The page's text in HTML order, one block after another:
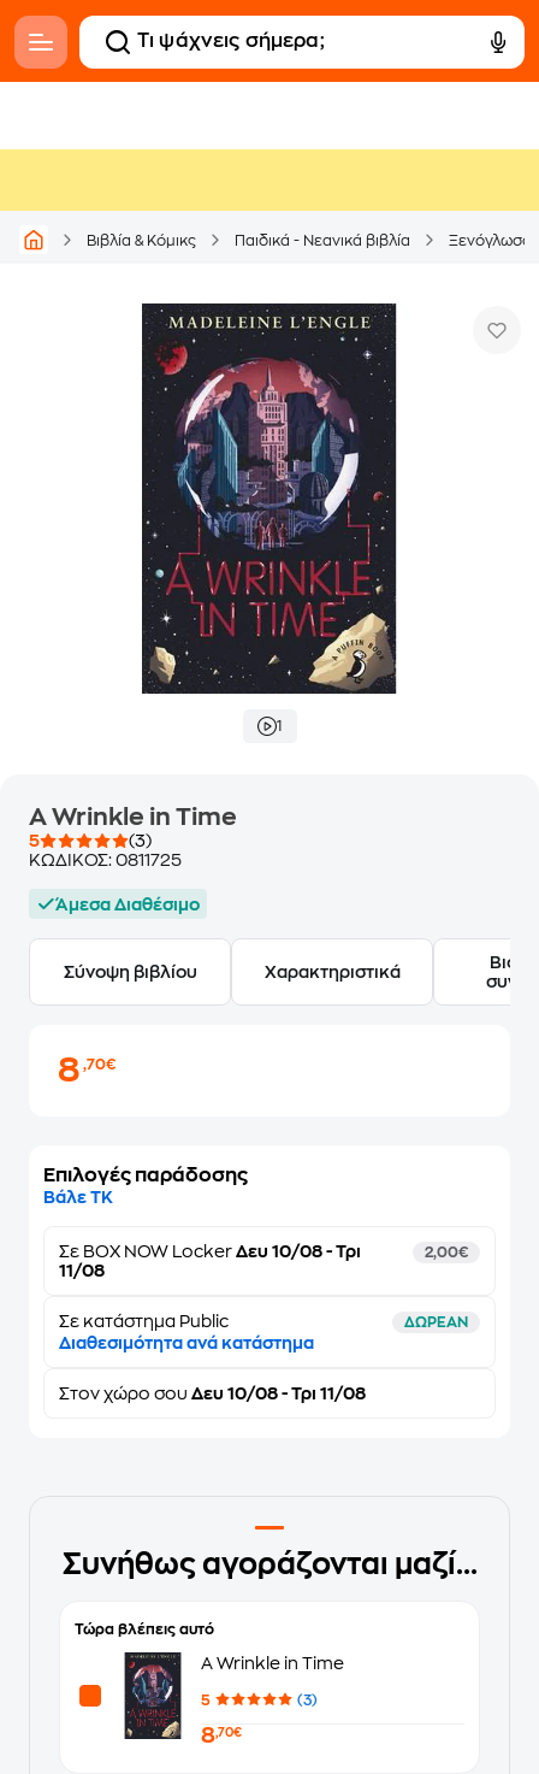
Βιβλία & Κόμικς Παιδικά - Νεανικά βιβλία
1
A Wrinkle in Time
5
(3)
ΚΩΔΙΚΟΣ: 0811725
Άμεσα Διαθέσιμο
Σύνοψη βιβλίου Χαρακτηριστικά
8,70€
Επιλογές παράδοσης
Βάλε ΤΚ
Σε BOX NOW Locker Δευ 10/08 - Τρι
11/08
2,00€
Σε κατάστημα Public ΔΩΡΕΑΝ
Διαθεσιμότητα ανά κατάστημα
Στον χώρο σου Δευ 10/08 - Τρι 11/08
Συνήθως αγοράζονται μαζί...
Τώρα βλέπεις αυτό
A Wrinkle in Time
5 (3)
8,70€